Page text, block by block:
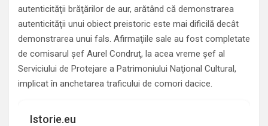
autenticităţii brăţărilor de aur, arătând că demonstrarea
autenticităţii unui obiect preistoric este mai dificilă decât
demonstrarea unui fals. Afirmaţiile sale au fost completate
de comisarul şef Aurel Condruţ, la acea vreme şef al
Serviciului de Protejare a Patrimoniului Naţional Cultural,
implicat în anchetarea traficului de comori dacice.
Istorie.eu